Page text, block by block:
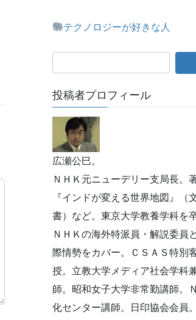
テクノロジーが好きな人
投稿者プロフィール
広瀬公巳。
ＮＨＫ元ニューデリー支局長。
『インドが変える世界地図』（
書）など。東京大学教養学科を
ＮＨＫの海外特派員・解説委員
際情勢をカバー。ＣＳＡＳ特別
授。立教大学メディア社会学科
師。昭和女子大学非常勤講師。
化センター講師。日印協会会員